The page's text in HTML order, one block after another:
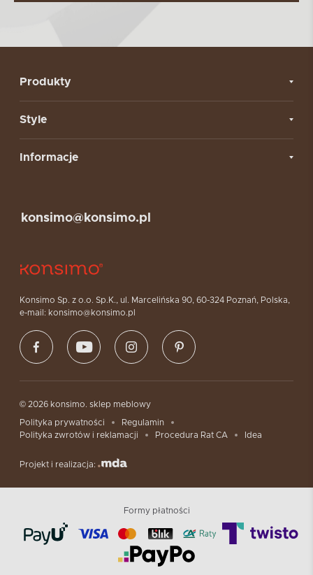
Produkty
Style
Informacje
Konsimo Sp. z o.o. Sp.K., ul. Marcelińska 90, 60-324 Poznań, Polska,
e-mail: konsimo@konsimo.pl
konsimo@konsimo.pl
© 2026 konsimo. sklep meblowy
Polityka prywatności
Regulamin
Polityka zwrotów i reklamacji
Procedura Rat CA Idea
Projekt i realizacja:
Formy płatności